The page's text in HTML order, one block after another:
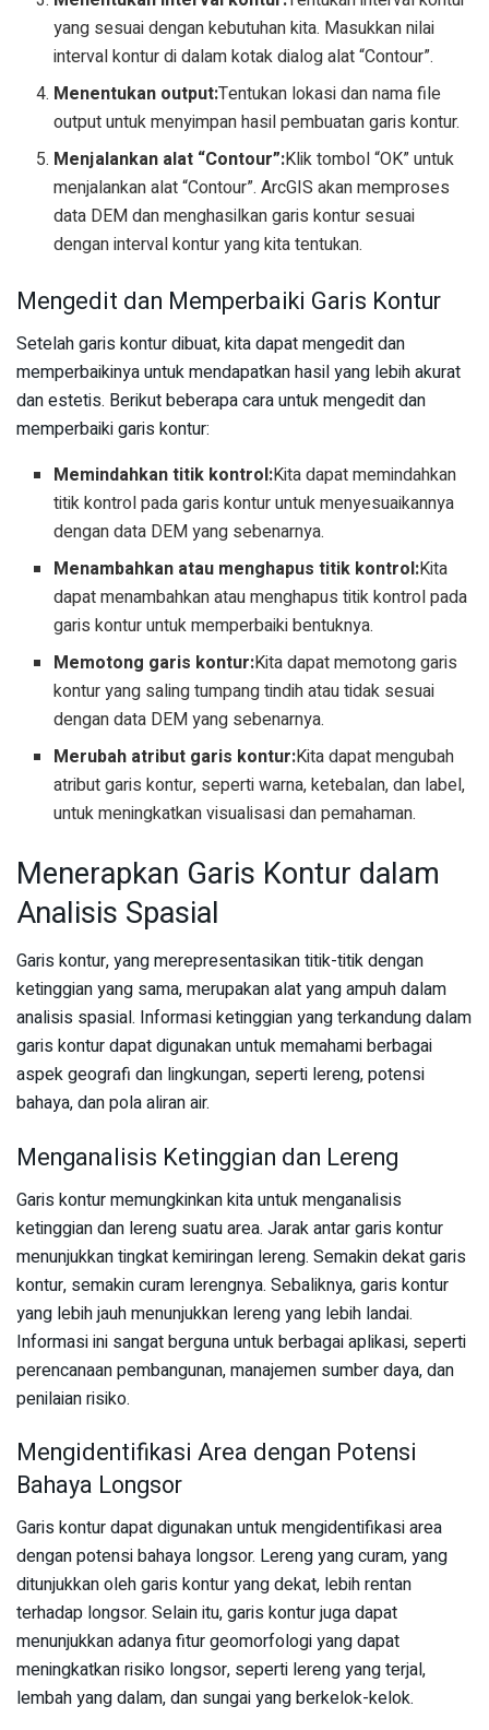
yang sesuai dengan kebutuhan kita. Masukkan nilai
interval kontur di dalam kotak dialog alat “Contour”.
Menentukan output:Tentukan lokasi dan nama file
output untuk menyimpan hasil pembuatan garis kontur.
Menjalankan alat “Contour”:Klik tombol “OK” untuk
menjalankan alat “Contour”. ArcGIS akan memproses
data DEM dan menghasilkan garis kontur sesuai
dengan interval kontur yang kita tentukan.
Mengedit dan Memperbaiki Garis Kontur
Setelah garis kontur dibuat, kita dapat mengedit dan
memperbaikinya untuk mendapatkan hasil yang lebih akurat
dan estetis. Berikut beberapa cara untuk mengedit dan
memperbaiki garis kontur:
Memindahkan titik kontrol:Kita dapat memindahkan
titik kontrol pada garis kontur untuk menyesuaikannya
dengan data DEM yang sebenarnya.
Menambahkan atau menghapus titik kontrol:Kita
dapat menambahkan atau menghapus titik kontrol pada
garis kontur untuk memperbaiki bentuknya.
Memotong garis kontur:Kita dapat memotong garis
kontur yang saling tumpang tindih atau tidak sesuai
dengan data DEM yang sebenarnya.
Merubah atribut garis kontur:Kita dapat mengubah
atribut garis kontur, seperti warna, ketebalan, dan label,
untuk meningkatkan visualisasi dan pemahaman.
Menerapkan Garis Kontur dalam
Analisis Spasial
Garis kontur, yang merepresentasikan titik-titik dengan
ketinggian yang sama, merupakan alat yang ampuh dalam
analisis spasial. Informasi ketinggian yang terkandung dalam
garis kontur dapat digunakan untuk memahami berbagai
aspek geografi dan lingkungan, seperti lereng, potensi
bahaya, dan pola aliran air.
Menganalisis Ketinggian dan Lereng
Garis kontur memungkinkan kita untuk menganalisis
ketinggian dan lereng suatu area. Jarak antar garis kontur
menunjukkan tingkat kemiringan lereng. Semakin dekat garis
kontur, semakin curam lerengnya. Sebaliknya, garis kontur
yang lebih jauh menunjukkan lereng yang lebih landai.
Informasi ini sangat berguna untuk berbagai aplikasi, seperti
perencanaan pembangunan, manajemen sumber daya, dan
penilaian risiko.
Mengidentifikasi Area dengan Potensi
Bahaya Longsor
Garis kontur dapat digunakan untuk mengidentifikasi area
dengan potensi bahaya longsor. Lereng yang curam, yang
ditunjukkan oleh garis kontur yang dekat, lebih rentan
terhadap longsor. Selain itu, garis kontur juga dapat
menunjukkan adanya fitur geomorfologi yang dapat
meningkatkan risiko longsor, seperti lereng yang terjal,
lembah yang dalam, dan sungai yang berkelok-kelok.